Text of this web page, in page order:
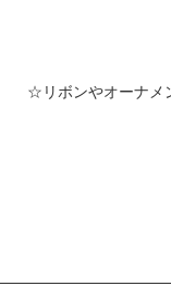
☆リボンやオーナ